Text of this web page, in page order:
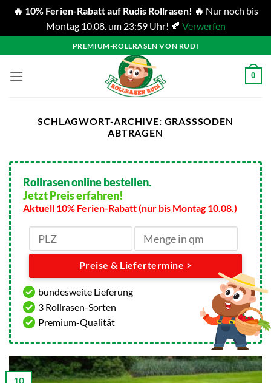
🔥 10% Ferien-Rabatt auf Rudis Rollrasen! 🔥 Nur noch bis
Montag 10.08. um 23:59 Uhr! 🍂 Verwerfen
Inhalt
springen
PREMIUM-ROLLRASEN VON RUDI
0
SCHLAGWORT-ARCHIVE: GRASSSODEN
ABTRAGEN
Rollrasen online bestellen.
Jetzt Preis erfahren!
Aktuell 10% Ferien-Rabatt (nur bis Montag 10.08.)
Preise & Liefertermine >
bundesweite Lieferung
3 Rollrasen-Sorten
Premium-Qualität
10